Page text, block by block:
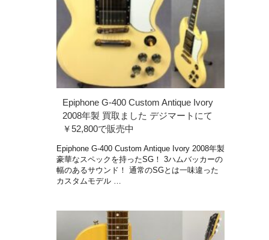
Epiphone G-400 Custom Antique Ivory
2008年製 買取ました デジマートにて
￥52,800で販売中
Epiphone G-400 Custom Antique Ivory 2008年製
豪華なスペックを持ったSG！ 3ハムバッカーの
幅のあるサウンド！ 通常のSGとは一味違った
カスタムモデル …